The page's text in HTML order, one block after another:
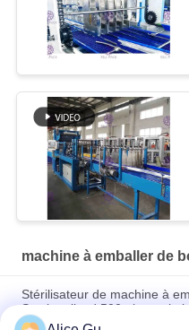
machine à emballer de
Stérilisateur de machine à
Sectionalized 500ml pour la